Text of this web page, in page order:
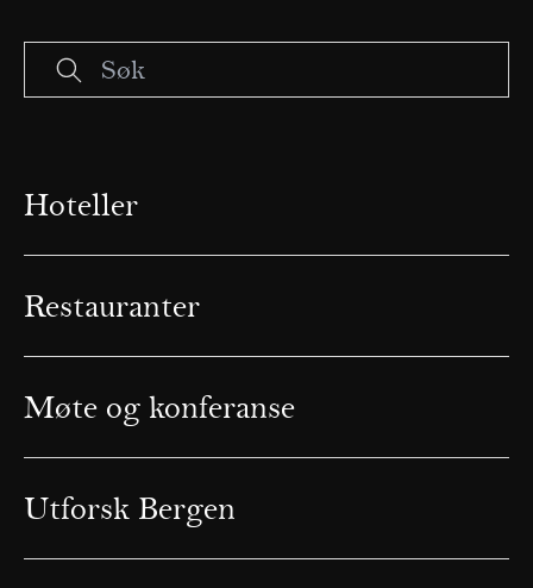
Hoteller
Restauranter
Møte og konferanse
Utforsk Bergen